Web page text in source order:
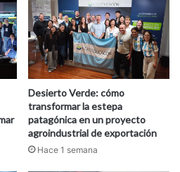
Desierto Verde: cómo
transformar la estepa
patagónica en un proyecto
agroindustrial de exportación
Hace 1 semana